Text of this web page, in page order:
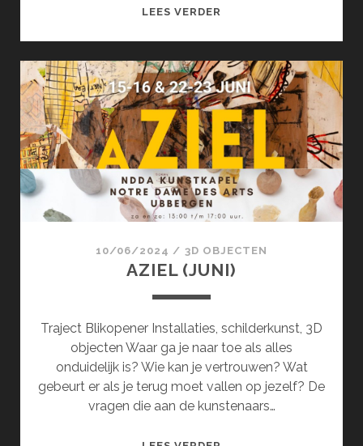
LEES VERDER
10/06/2024 / 3D OBJECTEN
AZIEL (JUNI)
Traject Blikopener Installaties, schilderkunst, 3D
objecten Waar ga je naar toe als alles
onduidelijk is? Wie kan je vertrouwen? Wat
gebeurt er als je terug moet vallen op jezelf? De
vragen die aan de kunstenaars…